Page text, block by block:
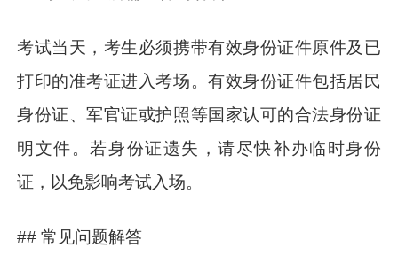
考试当天，考生必须携带有效身份证件原件及已
打印的准考证进入考场。有效身份证件包括居民
身份证、军官证或护照等国家认可的合法身份证
明文件。若身份证遗失，请尽快补办临时身份
证，以免影响考试入场。
## 常见问题解答